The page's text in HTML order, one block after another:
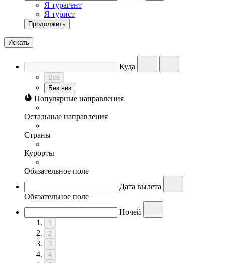
Я турагент
Я турист
Продолжить
Искать
Куда
Все
Без виз
Популярные направления
Остальные направления
Страны
Курорты
Обязательное поле
Дата вылета
Обязательное поле
Ночей
1
2
3
4